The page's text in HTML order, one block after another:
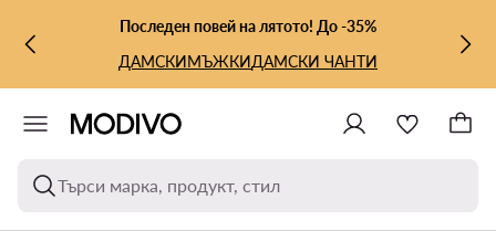
КЪМ ОСНОВНОТО СЪДЪРЖАНИЕ
КЪМ ТЪРСЕНЕПоследен повей на лятото! До -35%
ДАМСКИМЪЖКИДАМСКИ ЧАНТИ
Търси марка, продукт, стил